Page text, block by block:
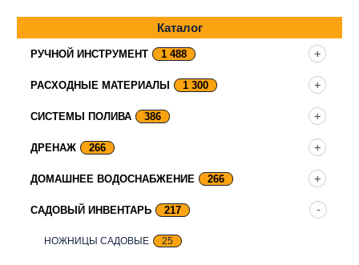
Каталог
РУЧНОЙ ИНСТРУМЕНТ 1 488
РАСХОДНЫЕ МАТЕРИАЛЫ 1 300
СИСТЕМЫ ПОЛИВА 386
ДРЕНАЖ 266
ДОМАШНЕЕ ВОДОСНАБЖЕНИЕ 266
САДОВЫЙ ИНВЕНТАРЬ 217
НОЖНИЦЫ САДОВЫЕ 25